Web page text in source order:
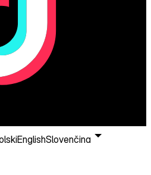
EnglishSlovenčina